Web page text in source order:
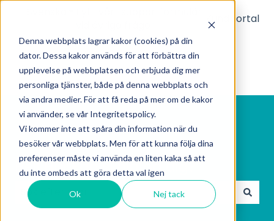
Denna webbplats lagrar kakor (cookies) på din
dator. Dessa kakor används för att förbättra din
upplevelse på webbplatsen och erbjuda dig mer
personliga tjänster, både på denna webbplats och
via andra medier. För att få reda på mer om de kakor
vi använder, se vår Integritetspolicy.
Vi kommer inte att spåra din information när du
besöker vår webbplats. Men för att kunna följa dina
preferenser måste vi använda en liten kaka så att
du inte ombeds att göra detta val igen
Ok Nej tack
Kundportal
Hej! Hur kan vi hjälpa dig?
Det finns inga förslag eftersom sökfältet är tomt.